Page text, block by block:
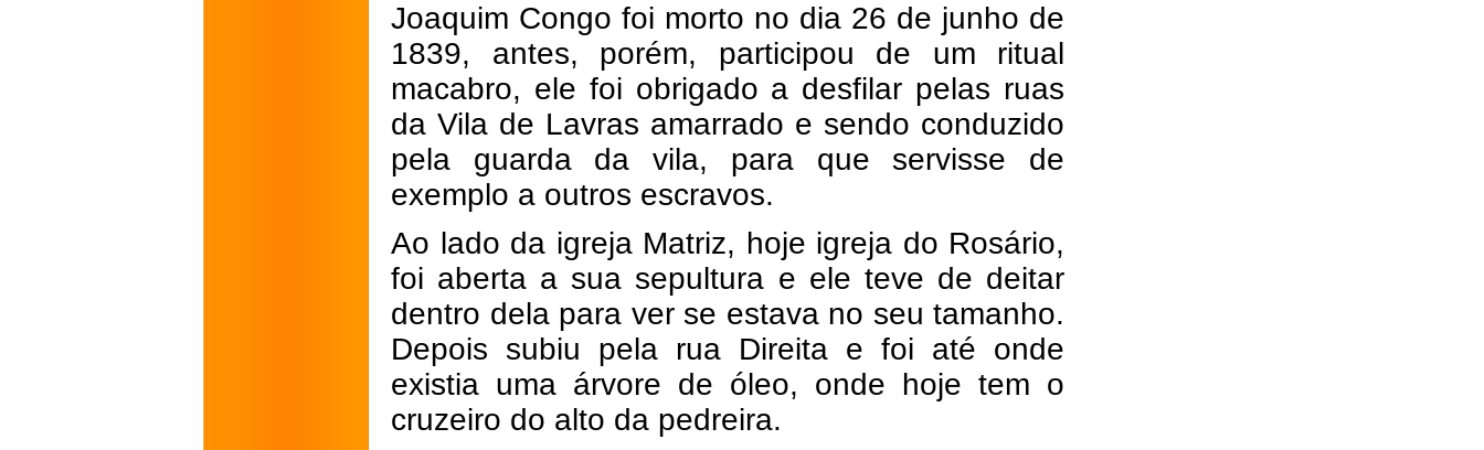
Joaquim Congo foi morto no dia 26 de junho de
1839, antes, porém, participou de um ritual
macabro, ele foi obrigado a desfilar pelas ruas
da Vila de Lavras amarrado e sendo conduzido
pela guarda da vila, para que servisse de
exemplo a outros escravos.
Ao lado da igreja Matriz, hoje igreja do Rosário,
foi aberta a sua sepultura e ele teve de deitar
dentro dela para ver se estava no seu tamanho.
Depois subiu pela rua Direita e foi até onde
existia uma árvore de óleo, onde hoje tem o
cruzeiro do alto da pedreira.